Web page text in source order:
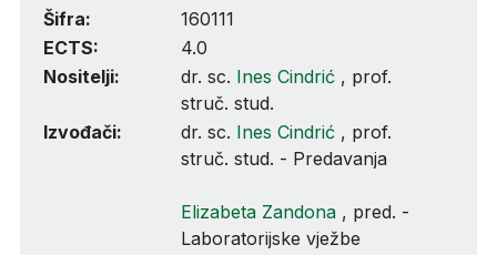
Šifra:
160111
ECTS:
4.0
Nositelji:
dr. sc. Ines Cindrić , prof.
struč. stud.
Izvođači:
dr. sc. Ines Cindrić , prof.
struč. stud. - Predavanja
Elizabeta Zandona , pred. -
Laboratorijske vježbe